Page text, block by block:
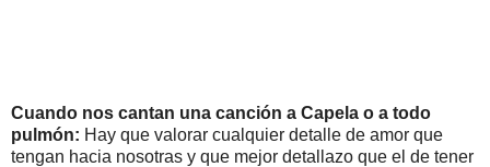
Cuando nos cantan una canción a Capela o a todo
pulmón: Hay que valorar cualquier detalle de amor que
tengan hacia nosotras y que mejor detallazo que el de tener